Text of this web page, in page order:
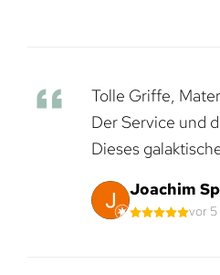
Tolle Griffe,
Der Service und
Dieses
Joachim
vor 5